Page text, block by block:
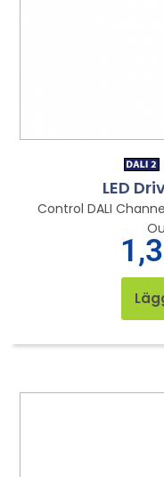
LED
Control DALI